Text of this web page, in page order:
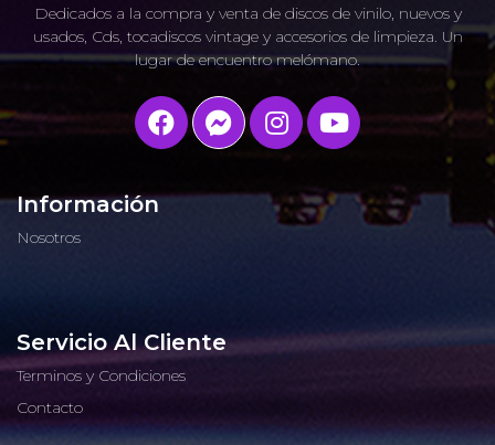
Dedicados a la compra y venta de discos de vinilo, nuevos y
usados, Cds, tocadiscos vintage y accesorios de limpieza. Un
lugar de encuentro melómano.
Información
Nosotros
Servicio Al Cliente
Terminos y Condiciones
Contacto